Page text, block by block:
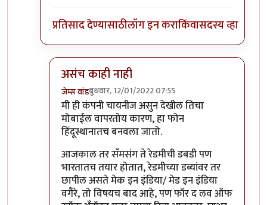
प्रतिसाद देण्यासाठीलॉग इन कराकिंवासदस्य व्हा
असंच काही नाही
जेम्स वांडबुधवार, 12/01/2022 07:55
In reply toया फोन बद्दल तुमचा review काय
मी ही कंपनी चायनीज असुन देखील तिचा
मोबाईल वापरतोय कारण, हा फोन
हिंदूस्थानातच बनवला जातो.
आजकाल तर सॅमसंग ते रेडमीची डबडी पण
भारतातच तयार होतात, रेडमीच्या डब्यांवर तर
छापील असते मेक इन इंडिया/ मेड इन इंडिया
वगैरे, तो विषयच बाद आहे, पण फॉर द लव ऑफ